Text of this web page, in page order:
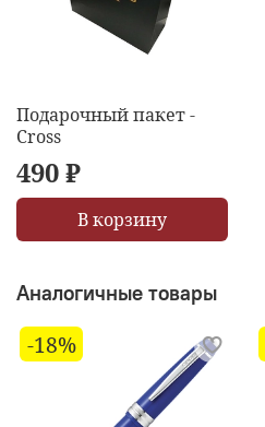
Подарочный пакет -
Cross
490 ₽
В корзину
Аналогичные товары
-18%